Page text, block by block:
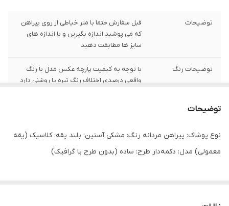
توضیحات
قبل سفارش حتما با متر خیاطی از روی پیراهن
که می پوشید اندازه بگیرین و با اندازه های
سایز ها مطابقت دهید
توضیحات رنگ
با توجه به کیفیت پارچه عکس مدل با رنگ
واقعی درصدی اختلاف رنگ تیره یا روشنی دارد
توضیحات سایز
شیوه اندازه گیری اخرین عکس محصول شیوه اندازه گیری هست
توضیحات
نوع پوشاک: پیراهن مردانه رنگ: مشکی آستین: بلند یقه: کلاسیک (یقه
معمولی) مدل: دکمه‌دار طرح: ساده (بدون طرح یا گرافیک)